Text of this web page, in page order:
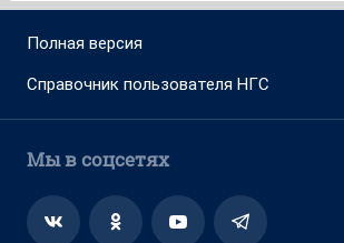
Полная версия
Справочник пользователя НГС
Мы в соцсетях